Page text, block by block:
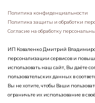
Политика конфиденциальности
Политика защиты и обработки
Согласие на обработку
ИП Коваленко Дмитрий
персонализации сервисов и
использовать наш сайт, Вы даёте
пользовательских данных в
Вы не хотите, чтобы Ваши
ограничьте их использование в